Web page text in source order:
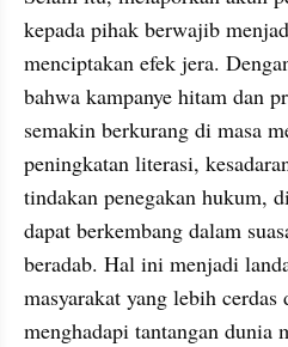
kepada pihak berwajib
menciptakan efek jera.
bahwa kampanye hitam dan
semakin berkurang di masa
peningkatan literasi,
tindakan penegakan hukum,
dapat berkembang dalam
beradab. Hal ini menjadi
masyarakat yang lebih cerdas
menghadapi tantangan dunia